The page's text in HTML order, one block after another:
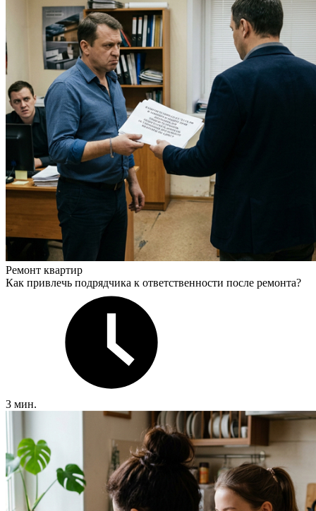
Ремонт квартир
Как привлечь подрядчика к ответственности после ремонта?
3 мин.